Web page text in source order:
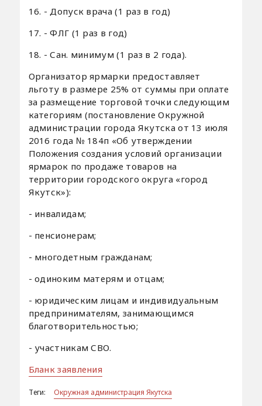
16. - Допуск врача (1 раз в год)
17. - ФЛГ (1 раз в год)
18. - Сан. минимум (1 раз в 2 года).
Организатор ярмарки предоставляет
льготу в размере 25% от суммы при оплате
за размещение торговой точки следующим
категориям (постановление Окружной
администрации города Якутска от 13 июля
2016 года № 184п «Об утверждении
Положения создания условий организации
ярмарок по продаже товаров на
территории городского округа «город
Якутск»):
- инвалидам;
- пенсионерам;
- многодетным гражданам;
- одиноким матерям и отцам;
- юридическим лицам и индивидуальным
предпринимателям, занимающимся
благотворительностью;
- участникам СВО.
Бланк заявления
Теги:
Окружная администрация Якутска